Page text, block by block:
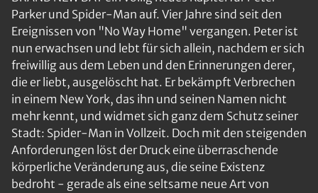
Parker und Spider-Man auf. Vier Jahre sind seit den
Ereignissen von "No Way Home" vergangen. Peter ist
nun erwachsen und lebt für sich allein, nachdem er sich
freiwillig aus dem Leben und den Erinnerungen derer,
die er liebt, ausgelöscht hat. Er bekämpft Verbrechen
in einem New York, das ihn und seinen Namen nicht
mehr kennt, und widmet sich ganz dem Schutz seiner
Stadt: Spider-Man in Vollzeit. Doch mit den steigenden
Anforderungen löst der Druck eine überraschende
körperliche Veränderung aus, die seine Existenz
bedroht - gerade als eine seltsame neue Art von